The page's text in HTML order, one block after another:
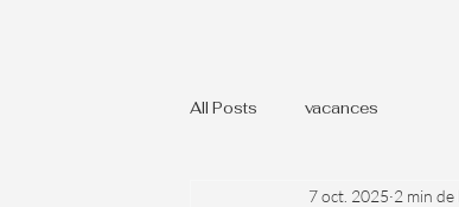
All Posts vacances
7 oct. 2025 2 min